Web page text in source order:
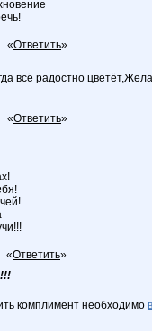
«Ответить»
всё радостно
«Ответить»
«Ответить»
комплимент необходимо